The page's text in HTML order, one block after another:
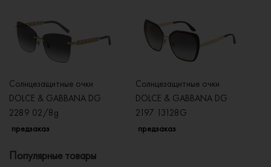
Солнцезащитные очки
DOLCE & GABBANA DG
2289 02/8g
предзаказ
Солнцезащитные очки
DOLCE & GABBANA DG
2197 13128G
предзаказ
Популярные товары